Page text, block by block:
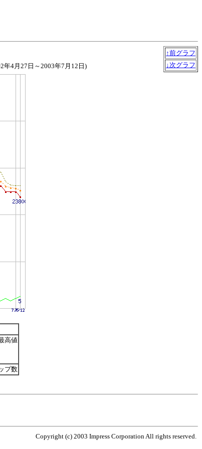
↑前グラフ
↓次グラフ
年4月27日～2003年7月12日)
高値
プ数
Copyright (c) 2003 Impress Corporation All rights reserved.